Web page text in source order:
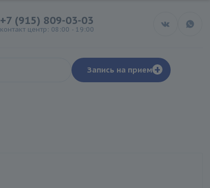
+7 (915) 809-03-03
контакт центр: 08:00 - 19:00
Запись на прием +